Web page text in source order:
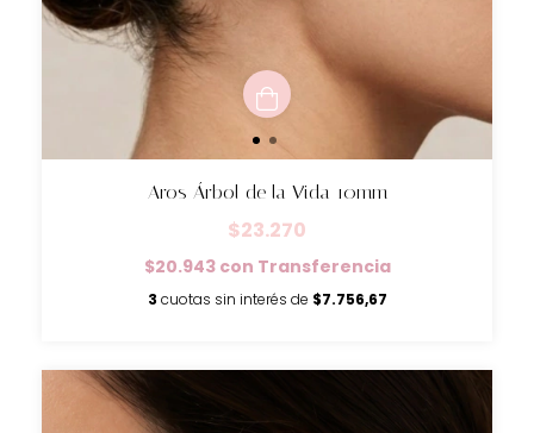
Aros Árbol de la Vida 10mm
$23.270
$20.943 con Transferencia
3 cuotas sin interés de $7.756,67